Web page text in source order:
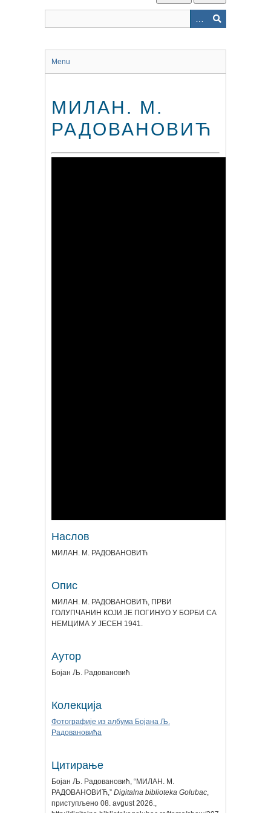
Menu
МИЛАН. М.
РАДОВАНОВИЋ
Наслов
МИЛАН. М. РАДОВАНОВИЋ
Опис
МИЛАН. М. РАДОВАНОВИЋ, ПРВИ
ГОЛУПЧАНИН КОЈИ ЈЕ ПОГИНУО У БОРБИ СА
НЕМЦИМА У ЈЕСЕН 1941.
Аутор
Бојан Љ. Радовановић
Колекција
Фотографије из албума Бојана Љ.
Радовановића
Цитирање
Бојан Љ. Радовановић, “МИЛАН. М.
РАДОВАНОВИЋ,” Digitalna biblioteka Golubac,
приступљено 08. avgust 2026.,